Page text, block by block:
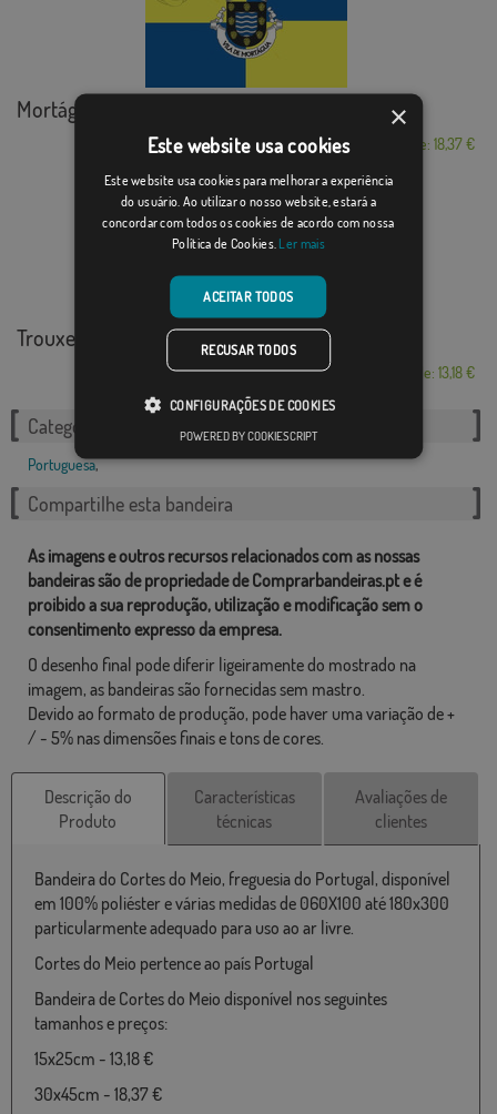
Mortágua
Desde: 18,37 €
Trouxemil
Desde: 13,18 €
Categorias relacionadas:
Portuguesa,
Compartilhe esta bandeira
As imagens e outros recursos relacionados com as nossas
bandeiras são de propriedade de Comprarbandeiras.pt e é
proibido a sua reprodução, utilização e modificação sem o
consentimento expresso da empresa.
O desenho final pode diferir ligeiramente do mostrado na
imagem, as bandeiras são fornecidas sem mastro.
Devido ao formato de produção, pode haver uma variação de +
/ - 5% nas dimensões finais e tons de cores.
Descrição do
Produto
Características
técnicas
Avaliações de
clientes
Bandeira do Cortes do Meio, freguesia do Portugal, disponível
em 100% poliéster e várias medidas de 060X100 até 180x300
particularmente adequado para uso ao ar livre.
Cortes do Meio pertence ao país Portugal
Bandeira de Cortes do Meio disponível nos seguintes
tamanhos e preços:
15x25cm - 13,18 €
30x45cm - 18,37 €
×
Este website usa cookies
Este website usa cookies para melhorar a experiência
do usuário. Ao utilizar o nosso website, estará a
concordar com todos os cookies de acordo com nossa
Política de Cookies. Ler mais
ACEITAR TODOS
RECUSAR TODOS
CONFIGURAÇÕES DE COOKIES
POWERED BY COOKIESCRIPT